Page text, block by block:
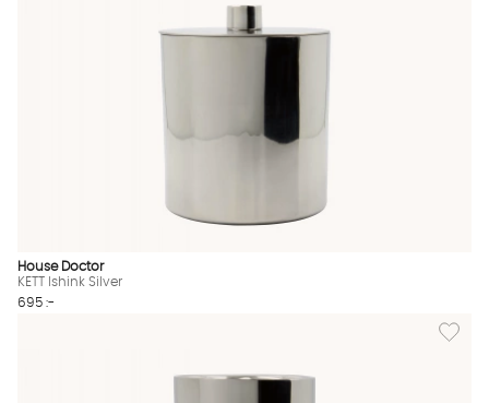
House Doctor
KETT Ishink Silver
695 :-
Lägg